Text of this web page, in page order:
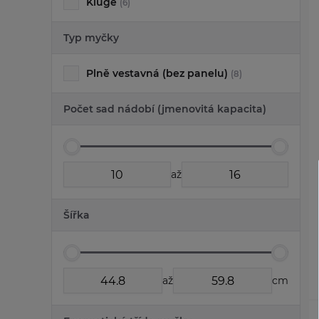
(6)
Typ myčky
Plně vestavná (bez panelu) (8)
Počet sad nádobí (jmenovitá kapacita)
až
Šířka
až cm